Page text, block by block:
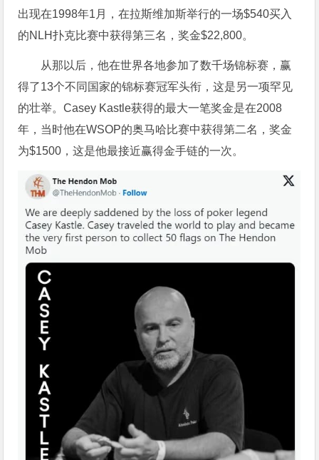
出现在1998年1月，在拉斯维加斯举行的一场$540买入
的NLH扑克比赛中获得第三名，奖金$22,800。
从那以后，他在世界各地参加了数千场锦标赛，赢
得了13个不同国家的锦标赛冠军头衔，这是另一项罕见
的壮举。Casey Kastle获得的最大一笔奖金是在2008
年，当时他在WSOP的奥马哈比赛中获得第二名，奖金
为$1500，这是他最接近赢得金手链的一次。